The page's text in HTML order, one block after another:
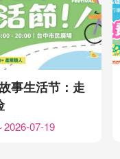
事生活节：走
2026-07-19